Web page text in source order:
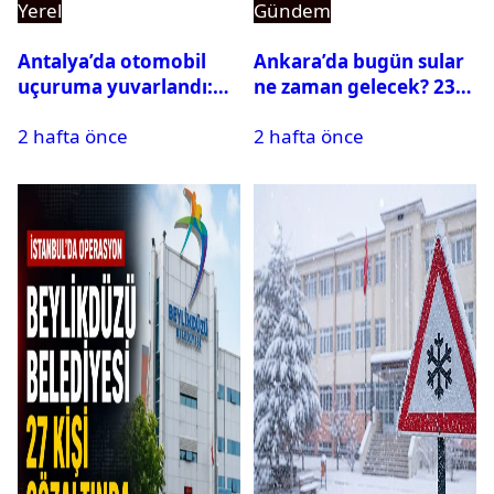
Yerel
Antalya’da otomobil
uçuruma yuvarlandı:
var
2 hafta önce
Gündem
Ankara’da bugün sular
ne zaman gelecek? 23
su kesintisi sorgulama
2 hafta önce